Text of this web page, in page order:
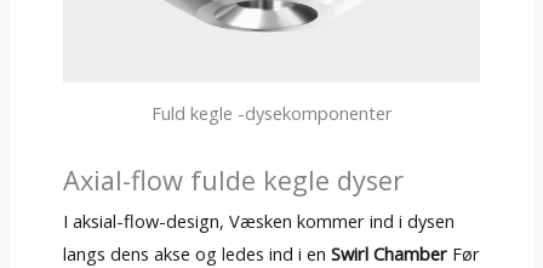
Fuld kegle -dysekomponenter
Axial-flow fulde kegle dyser
I aksial-flow-design, Væsken kommer ind i dysen
langs dens akse og ledes ind i en Swirl ChamberFør